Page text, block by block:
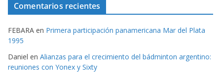
Comentarios recientes
FEBARA en Primera participación panamericana Mar del Plata
1995
Daniel en Alianzas para el crecimiento del bádminton argentino:
reuniones con Yonex y Sixty